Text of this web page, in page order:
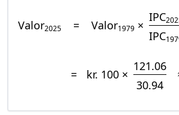
Valor2025 = Valor1979 ×
IPC
IPC
= kr. 100 ×
121.06
30.94